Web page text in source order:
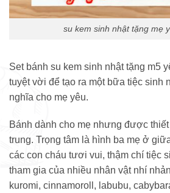
su kem sinh nhật tặng mẹ
Set bánh su kem sinh nhật tặng m5
tuyệt vời để tạo ra một bữa tiệc sinh
nghĩa cho mẹ yêu.
Bánh dành cho mẹ nhưng được
trung. Trọng tâm là hình ba mẹ ở
các con cháu tươi vui, thậm chí tiệc
tham gia của nhiều nhân vật nhí
kuromi, cinnamoroll, labubu,